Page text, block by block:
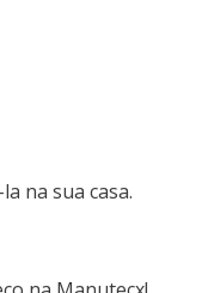
na sua casa.